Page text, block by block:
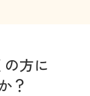
方に
？